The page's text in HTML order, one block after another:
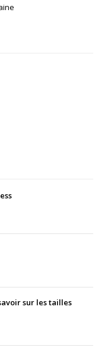
sur les tailles